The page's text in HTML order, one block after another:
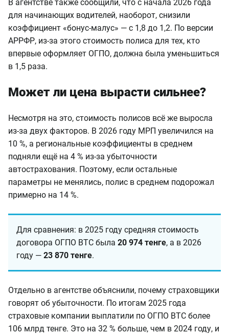
В агентстве также сообщили, что с начала 2026 года
для начинающих водителей, наоборот, снизили
коэффициент «бонус-малус» — с 1,8 до 1,2. По версии
АРРФР, из-за этого стоимость полиса для тех, кто
впервые оформляет ОГПО, должна была уменьшиться
в 1,5 раза.
Может ли цена вырасти сильнее?
Несмотря на это, стоимость полисов всё же выросла
из-за двух факторов. В 2026 году МРП увеличился на
10 %, а региональные коэффициенты в среднем
подняли ещё на 4 % из-за убыточности
автострахования. Поэтому, если остальные
параметры не менялись, полис в среднем подорожал
примерно на 14 %.
Для сравнения: в 2025 году средняя стоимость
договора ОГПО ВТС была 20 974 тенге, а в 2026
году — 23 870 тенге.
Отдельно в агентстве объяснили, почему страховщики
говорят об убыточности. По итогам 2025 года
страховые компании выплатили по ОГПО ВТС более
106 млрд тенге. Это на 32 % больше, чем в 2024 году, и